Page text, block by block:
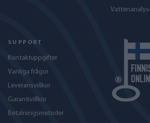
SUPPORT
Kontaktuppgifter
Vanliga frågor
Leveransvillkor
Garantivillkor
Betalningsmetoder